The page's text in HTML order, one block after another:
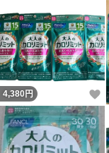
4,380 円